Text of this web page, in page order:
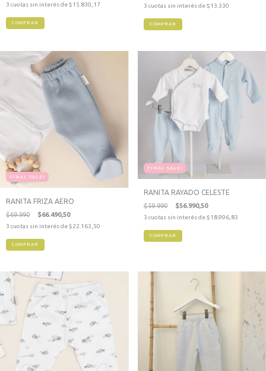
3 cuotas sin interés de$15.830,17
COMPRAR
3 cuotas sin interés de$13.330
COMPRAR
FINAL SALE!
RANITA FRIZA AERO
$69.990 $66.490,50
3 cuotas sin interés de$22.163,50
COMPRAR
FINAL SALE!
RANITA RAYADO CELESTE
$59.990 $56.990,50
3 cuotas sin interés de$18.996,83
COMPRAR